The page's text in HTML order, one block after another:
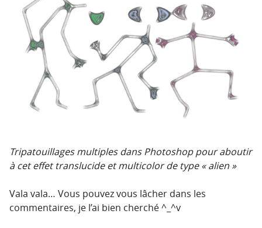
Tripatouillages multiples dans Photoshop pour aboutir
à cet effet translucide et multicolor de type « alien »
Vala vala… Vous pouvez vous lâcher dans les
commentaires, je l’ai bien cherché ^_^v